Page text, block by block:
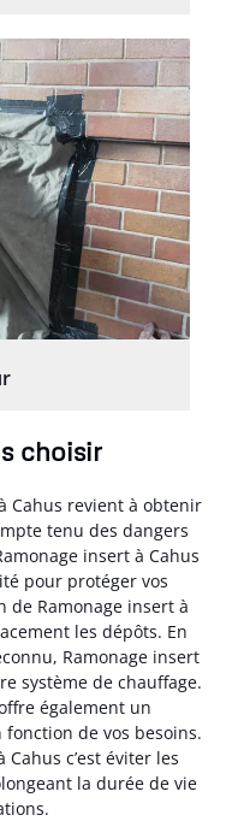
choisir
Cahus revient à obtenir
tenu des dangers
insert à Cahus
pour protéger vos
de Ramonage insert à
les dépôts. En
Ramonage insert
système de chauffage.
également un
de vos besoins.
c’est éviter les
la durée de vie